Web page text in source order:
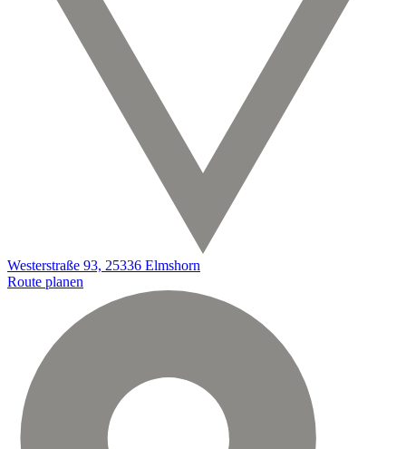
Westerstraße 93, 25336 Elmshorn
Route planen